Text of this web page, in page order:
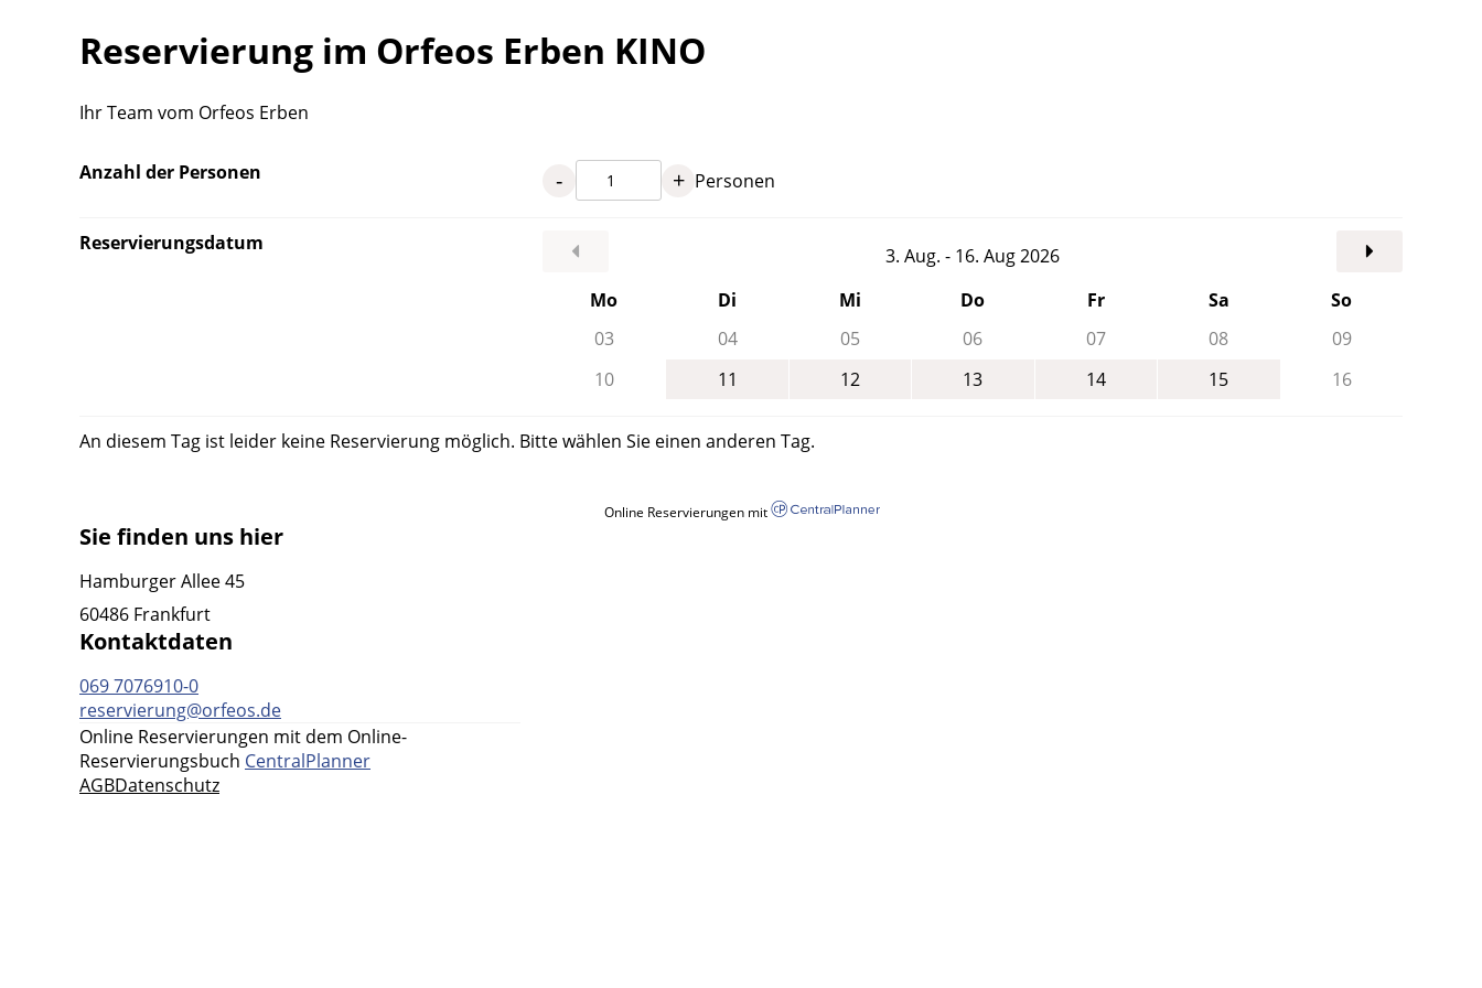
Reservierung im Orfeos Erben KINO
Ihr Team vom Orfeos Erben
Anzahl der Personen - + Personen
Reservierungsdatum
3. Aug. - 16. Aug 2026
Mo
Di Mi Do Fr Sa
So
03
04 05 06 07 08
09
10
11 12 13 14 15 16
An diesem Tag ist leider keine Reservierung möglich. Bitte wählen Sie einen anderen Tag.
Online Reservierungen mit
Sie finden uns hier
Hamburger Allee 45
60486 Frankfurt
Kontaktdaten
069 7076910-0
reservierung@orfeos.de
Online Reservierungen mit dem Online-
Reservierungsbuch CentralPlanner
AGBDatenschutz